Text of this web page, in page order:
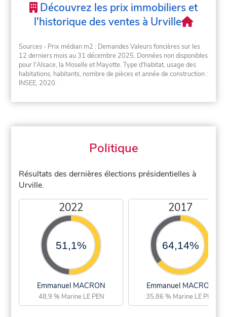
Découvrez les prix immobiliers et
l'historique des ventes à Urville
Sources - Prix médian m2 : Demandes Valeurs foncières sur les
12 derniers mois au 31 décembre 2025. Données non disponibles
pour l'Alsace, la Moselle et Mayotte. Type d'habitat, usage des
habitations, habitants, nombre de pièces et année de construction :
INSEE, 2020.
Politique
Résultats des dernières élections présidentielles à
Urville.
2022
51,1%
Emmanuel MACRON
48,9 % Marine LE PEN
2017
64,14%
Emmanuel MACRON
35,86 % Marine LE PEN